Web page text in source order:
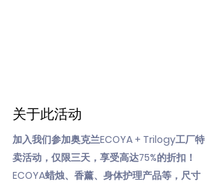
关于此活动
加入我们参加奥克兰ECOYA + Trilogy工厂特
卖活动，仅限三天，享受高达75%的折扣！
ECOYA蜡烛、香薰、身体护理产品等，尺寸